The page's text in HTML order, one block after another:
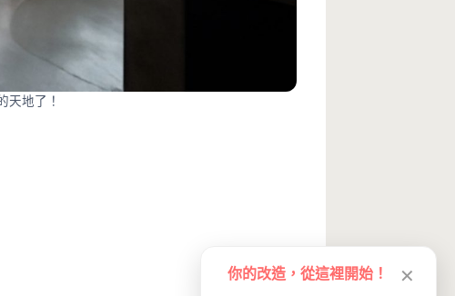
天地了！
你的改造，從這裡開始！ ✕